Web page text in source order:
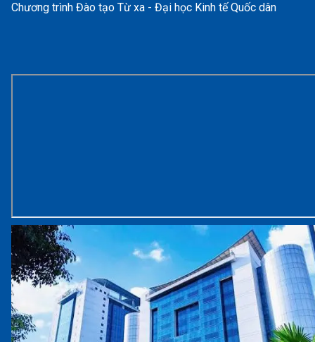
Chương trình Đào tạo Từ xa - Đại học Kinh tế Quốc dân